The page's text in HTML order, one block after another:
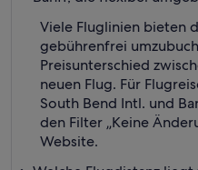
Viele Fluglinien bieten
gebührenfrei
Preisunterschied
neuen Flug. Für
South Bend Intl. und
den Filter „Keine
Website.